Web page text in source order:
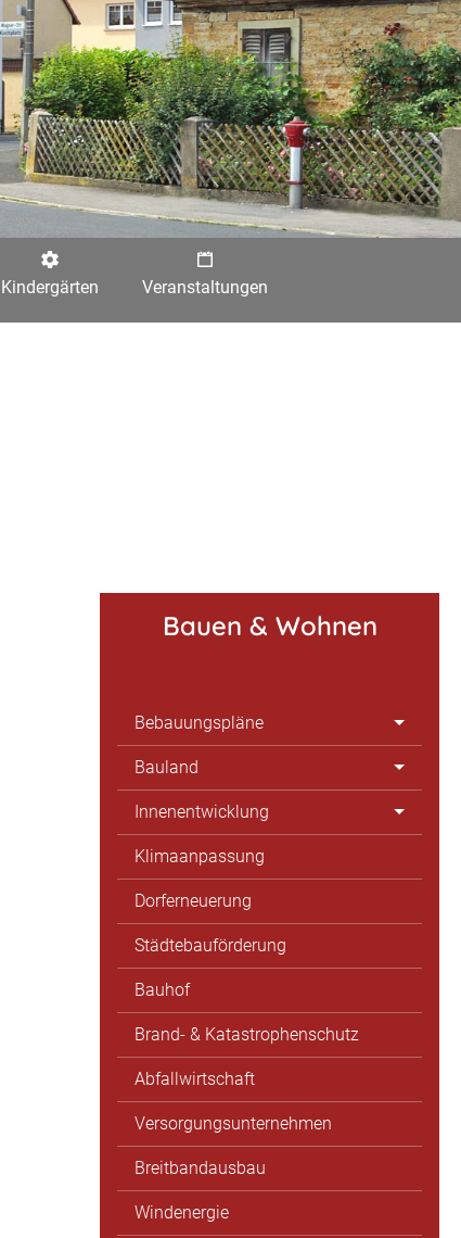
Kindergärten Veranstaltungen
Bauen & Wohnen
Bebauungspläne
Bauland
Innenentwicklung
Klimaanpassung
Dorferneuerung
Städtebauförderung
Bauhof
Brand- & Katastrophenschutz
Abfallwirtschaft
Versorgungsunternehmen
Breitbandausbau
Windenergie